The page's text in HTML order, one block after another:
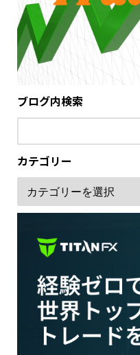
ブログ内検索
カテゴリー